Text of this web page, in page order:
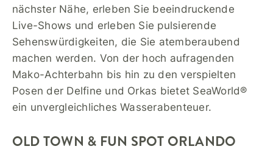
nächster Nähe, erleben Sie beeindruckende
Live-Shows und erleben Sie pulsierende
Sehenswürdigkeiten, die Sie atemberaubend
machen werden. Von der hoch aufragenden
Mako-Achterbahn bis hin zu den verspielten
Posen der Delfine und Orkas bietet SeaWorld®
ein unvergleichliches Wasserabenteuer.
OLD TOWN & FUN SPOT ORLANDO